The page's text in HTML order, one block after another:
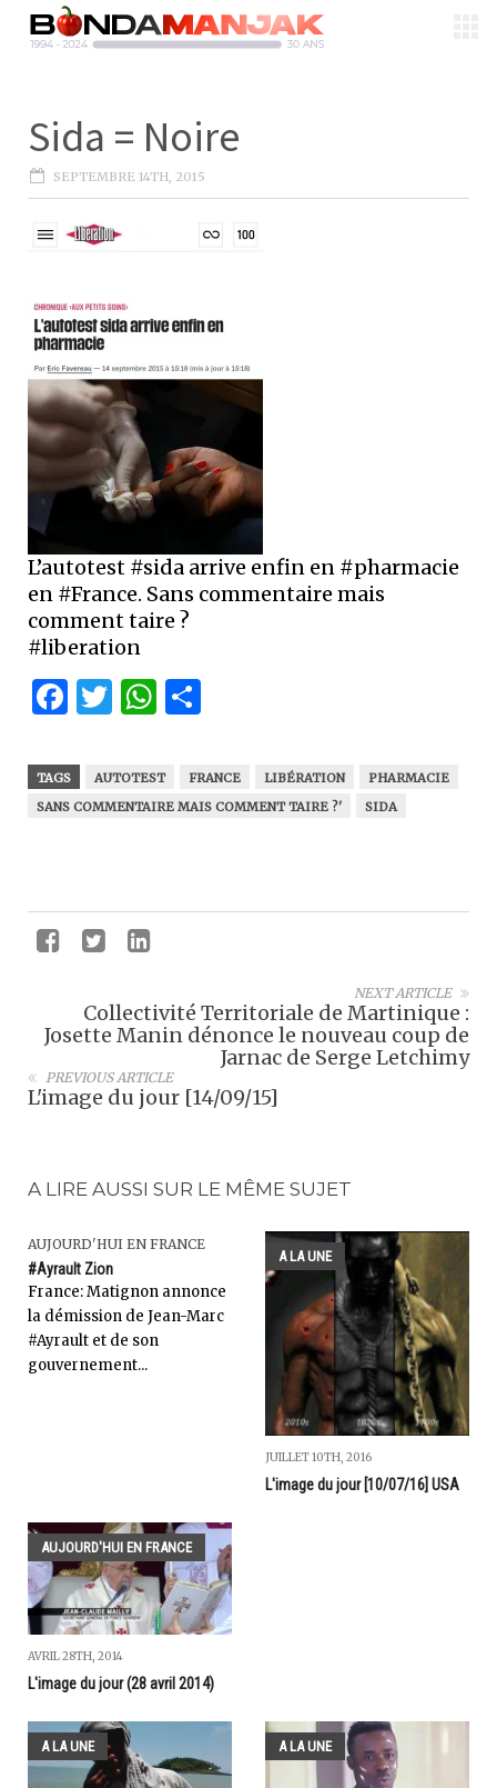
Sida = Noire
SEPTEMBRE 14TH, 2015
L’autotest #sida arrive enfin en #pharmacie
en #France. Sans commentaire mais
comment taire ?
#liberation
Facebook
Twitter
WhatsApp
TAGS AUTOTEST FRANCE LIBÉRATION
PHARMACIE
SANS COMMENTAIRE MAIS COMMENT TAIRE ?'
SIDA
NEXT ARTICLE
Collectivité Territoriale de Martinique :
Josette Manin dénonce le nouveau coup de
Jarnac de Serge Letchimy
PREVIOUS ARTICLE
L'image du jour [14/09/15]
A LIRE AUSSI SUR LE MÊME SUJET
AUJOURD'HUI EN FRANCE
#Ayrault Zion
France: Matignon annonce
la démission de Jean-Marc
#Ayrault et de son
gouvernement...
A LA UNE
JUILLET 10TH, 2016
L'image du jour [10/07/16] USA
AUJOURD'HUI EN FRANCE
AVRIL 28TH, 2014
L'image du jour (28 avril 2014)
A LA UNE A LA UNE